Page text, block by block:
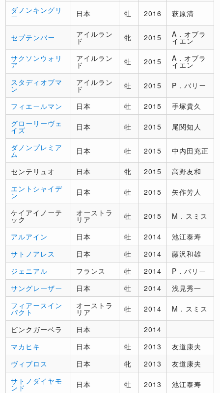
ダノンキングリ
ー 日本 牡 2016 萩原清
セプテンバー アイルラン
ド 牝 2015 A．オブラ
イエン
サクソンウォリ
アー
アイルラン
ド 牡 2015 A．オブラ
イエン
スタディオブマ
ン
アイルラン
ド 牡 2015 P．バリー
フィエールマン 日本 牡 2015
手塚貴久
グローリーヴェ
イズ 日本 牡 2015 尾関知人
ダノンプレミア
ム 日本 牡 2015 中内田充正
センテリュオ 日本 牝 2015
高野友和
エントシャイデ
ン 日本 牡 2015 矢作芳人
ケイアイノーテ
ック
オーストラ
リア 牡 2015 M．スミス
アルアイン 日本 牡 2014
池江泰寿
サトノアレス
日本 牡 2014
藤沢和雄
ジェニアル
フランス 牡 2014
P．バリー
サングレーザー
日本 牡 2014
浅見秀一
フィアースイン
パクト
オーストラ
リア 牡 2014 M．スミス
ピンクガーベラ 日本
2014
マカヒキ
日本 牡 2013
友道康夫
ヴィブロス
日本 牝 2013
友道康夫
サトノダイヤモ
ンド 日本 牡 2013 池江泰寿